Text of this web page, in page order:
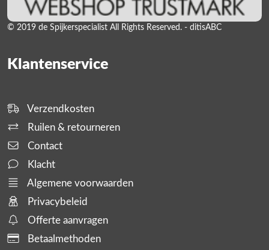
© 2019 de Spijkerspecialist All Rights Reserved. - ditisABC
Klantenservice
Verzendkosten
Ruilen & retourneren
Contact
Klacht
Algemene voorwaarden
Privacybeleid
Offerte aanvragen
Betaalmethoden